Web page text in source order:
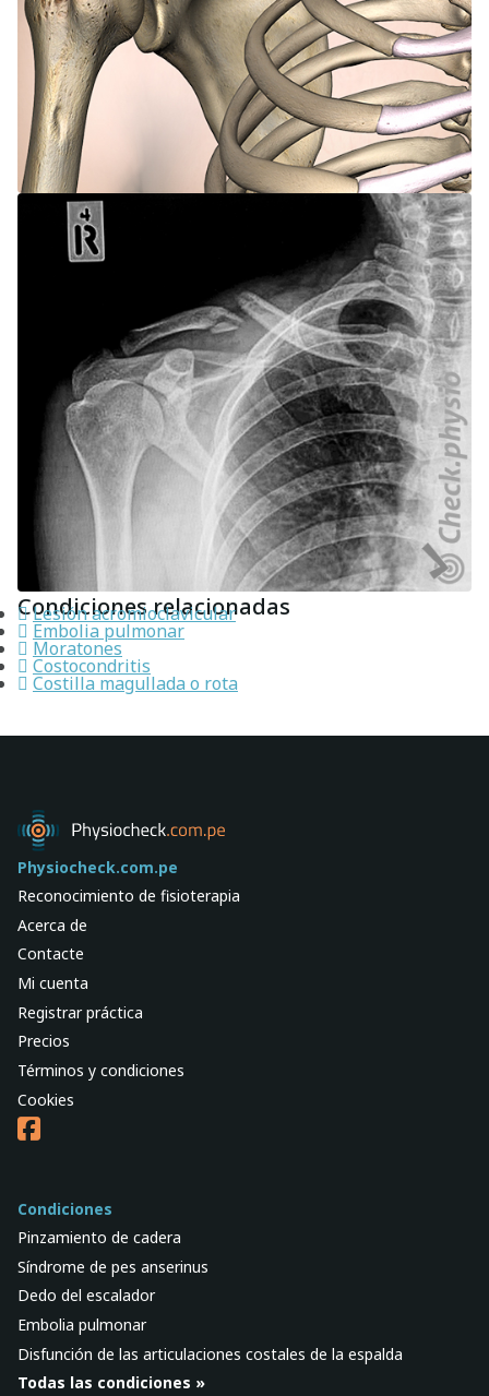
Condiciones relacionadas
Lesión acromioclavicular
Embolia pulmonar
Moratones
Costocondritis
Costilla magullada o rota
Physiocheck.com.pe
Reconocimiento de fisioterapia
Acerca de
Contacte
Mi cuenta
Registrar práctica
Precios
Términos y condiciones
Cookies
Condiciones
Pinzamiento de cadera
Síndrome de pes anserinus
Dedo del escalador
Embolia pulmonar
Disfunción de las articulaciones costales de la espalda
Todas las condiciones »